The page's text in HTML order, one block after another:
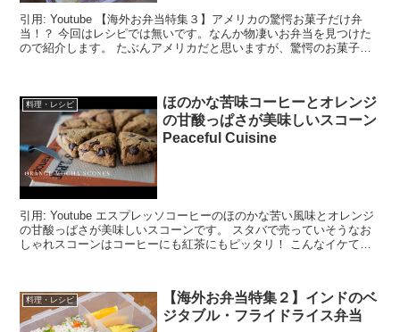
引用: Youtube 【海外お弁当特集３】アメリカの驚愕お菓子だけ弁
当！？ 今回はレシピでは無いです。なんか物凄いお弁当を見つけた
ので紹介します。 たぶんアメリカだと思いますが、驚愕のお菓子だ
料理・レシピ
ほのかな苦味コーヒーとオレンジ
の甘酸っぱさが美味しいスコーン
Peaceful Cuisine
引用: Youtube エスプレッソコーヒーのほのかな苦い風味とオレンジ
の甘酸っぱさが美味しいスコーンです。 スタバで売っていそうなお
しゃれスコーンはコーヒーにも紅茶にもピッタリ！ こんなイケてる
料理・レシピ
【海外お弁当特集２】インドのベ
ジタブル・フライドライス弁当